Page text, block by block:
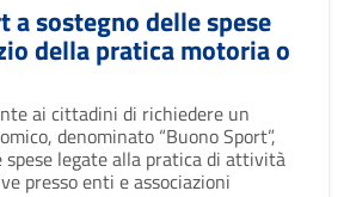
a sostegno delle spese
della pratica motoria o
ai cittadini di richiedere un
denominato “Buono Sport”,
spese legate alla pratica di attività
presso enti e associazioni